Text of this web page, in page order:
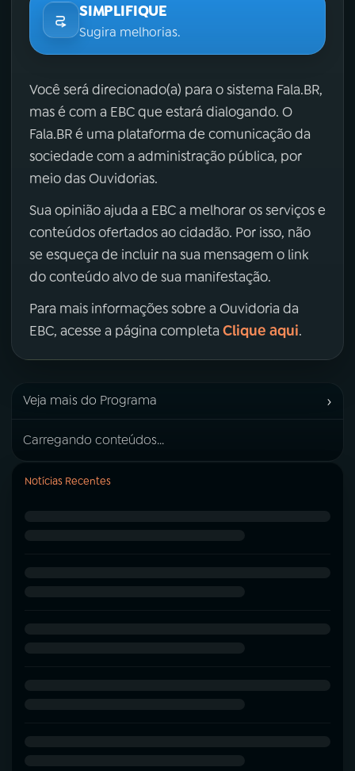
SIMPLIFIQUE
Sugira melhorias.
Você será direcionado(a) para o sistema Fala.BR,
mas é com a EBC que estará dialogando. O
Fala.BR é uma plataforma de comunicação da
sociedade com a administração pública, por
meio das Ouvidorias.
Sua opinião ajuda a EBC a melhorar os serviços e
conteúdos ofertados ao cidadão. Por isso, não
se esqueça de incluir na sua mensagem o link
do conteúdo alvo de sua manifestação.
Para mais informações sobre a Ouvidoria da
EBC, acesse a página completa Clique aqui.
Veja mais do Programa ›
Carregando conteúdos...
Notícias Recentes